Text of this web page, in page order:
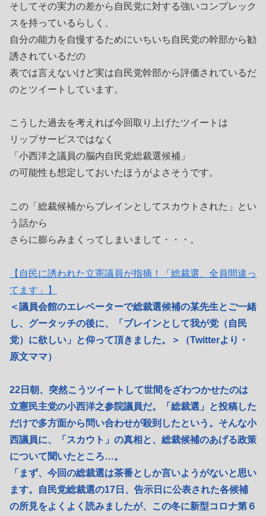
そしてその実力の差から自民党に対する強いコンプレック
スを持っているらしく、
自分の能力を自慢するためにいちいち自民党の幹部から勧
誘されているだの
表では言えないけど実は自民党幹部から評価されているだ
のとツイートしています。
こうした過去を考えれば今回取り上げたツイートは
リップサービスではなく
「小西洋之議員の脳内自民党総裁選候補」
の可能性も想定しておいたほうがよさそうです。
この「総裁候補からブレインとしてスカウトされた」とい
う話から
さらに膨らみまくってしまいまして・・・。
【自民に誘われた立憲議員が指摘！「総裁選、全員間違っ
てます」】
＜議員会館のエレベーターで総裁選候補の某先生とご一緒
し、グータッチの後に、「ブレインとして我が党（自民
党）に欲しい」と仰って頂きました。＞（Twitterより・
原文ママ）
22日朝、突然こうツイートして世間をざわつかせたのは
立憲民主党の小西洋之参院議員だ。「総裁選」と投稿した
だけで多方面から問い合わせが殺到したという。そんな小
西議員に、「スカウト」の真相と、総裁候補のあげる政策
について聞いたところ…。
「まず、今回の総裁選は茶番としか言いようがないと思い
ます。自民党総裁選の17日、告示日に公表された各候補
の所見をよくよく読みましたが、この冬に新型コロナ第６